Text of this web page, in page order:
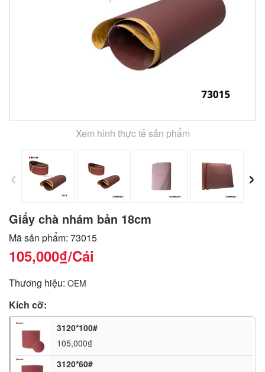
Xem hình thực tế sản phẩm
‹ ›
Giấy chà nhám bản 18cm
Mã sản phẩm: 73015
105,000₫/Cái
Thương hiệu: OEM
Kích cỡ:
3120*100#
105,000₫
3120*60#